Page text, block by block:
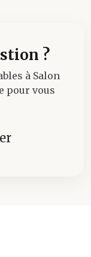
?
à Salon
pour vous